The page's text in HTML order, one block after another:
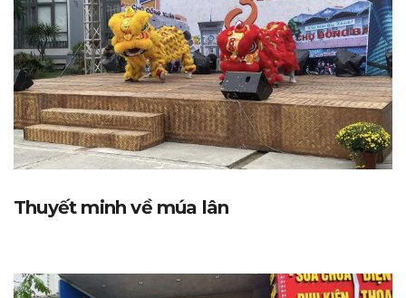
Thuyết minh về múa lân